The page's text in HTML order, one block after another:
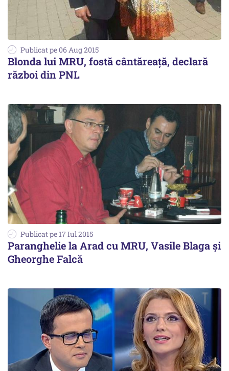
Publicat pe 06 Aug 2015
Blonda lui MRU, fostă cântăreață, declară
război din PNL
Publicat pe 17 Iul 2015
Paranghelie la Arad cu MRU, Vasile Blaga și
Gheorghe Falcă